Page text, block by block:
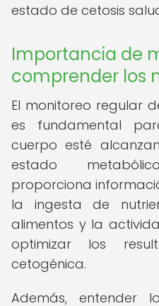
estado de cetosis
Importancia de
comprender los
El monitoreo regular
es fundamental
cuerpo esté
estado
proporciona
la ingesta de
alimentos y la
optimizar los
cetogénica.
Además, entender